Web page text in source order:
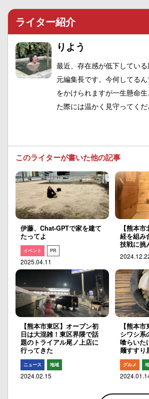
ライター紹介
りよう
最近、存在感が低下してい
元編集長です。今何してる
をかけられますが一生懸命
た際には温かく見守ってく
このライターが書いた他の記事
伊藤、Chat-GPTで家を建て
たってよ
イベント PR
2025.04.11
【熊本
経を組み
技戦に挑
【熊本市東区】オープン初
日は大混雑！東区界隈で話
題のトライアル尾ノ上店に
行ってきた
ニュース 地域
2024.02.15
【熊本
シワシ系
喰らいた
麺すすり
グルメ